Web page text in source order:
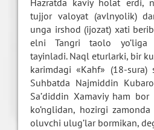
Hazratda kaviy holat erdi,
tujjor valoyat (avlnyolik)
unga irshod (ijozat) xati
elni Tangri taolo yo’liga
tayinladi. Naql eturlarki, bir
karimdagi «Kahf» (18-sura)
Suhbatda Najmiddin
Sa’diddin Xamaviy ham bor
ko’nglidan, hozirgi
oluvchi ulug’lar bormikan,